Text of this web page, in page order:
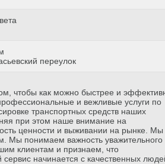
переулок
чтобы как можно быстрее и
и вежливые услуги по
транспортных средств наших
при этом наше внимание на
ценности и выживании на рынке. Мы
Мы понимаем важность уважительного
клиентам и признаем, что
сервис начинается с качественных